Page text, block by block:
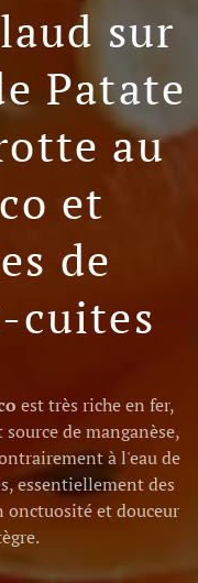
sur
Patate
au
et
de
cuites
est très riche en fer,
de manganèse,
à l'eau de
essentiellement des
onctuosité et douceur